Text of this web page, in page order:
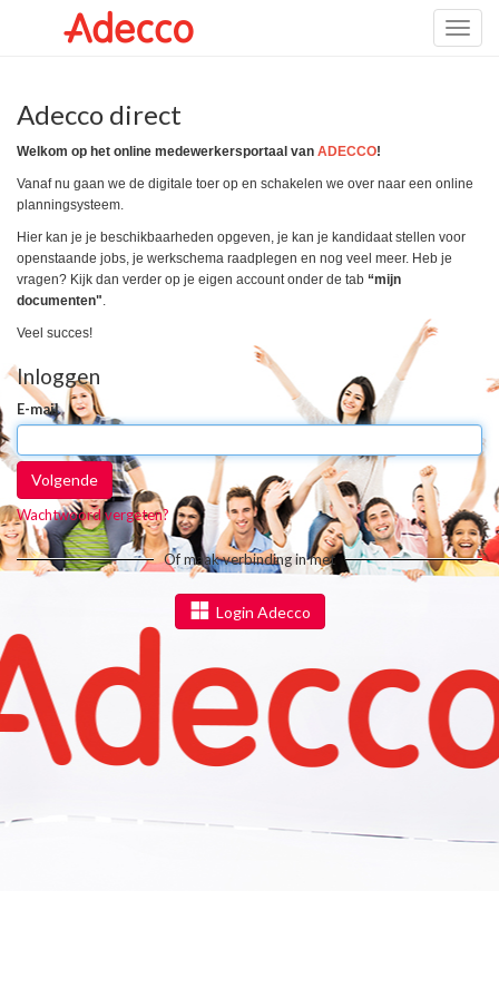
Adecco direct
Welkom op het online medewerkersportaal van ADECCO!
Vanaf nu gaan we de digitale toer op en schakelen we over naar een online
planningsysteem.
Hier kan je je beschikbaarheden opgeven, je kan je kandidaat stellen voor
openstaande jobs, je werkschema raadplegen en nog veel meer. Heb je
vragen? Kijk dan verder op je eigen account onder de tab “mijn
documenten".
Veel succes!
Inloggen
E-mail
Volgende
Wachtwoord vergeten?
Of maak verbinding in met
Login Adecco